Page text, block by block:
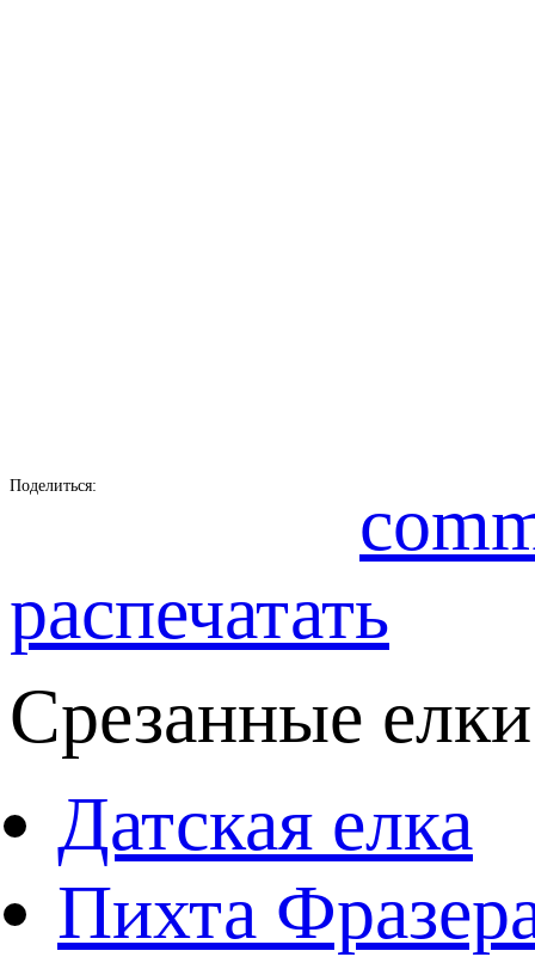
Поделиться:
распечатать
Срезанные
Датская елка
Пихта